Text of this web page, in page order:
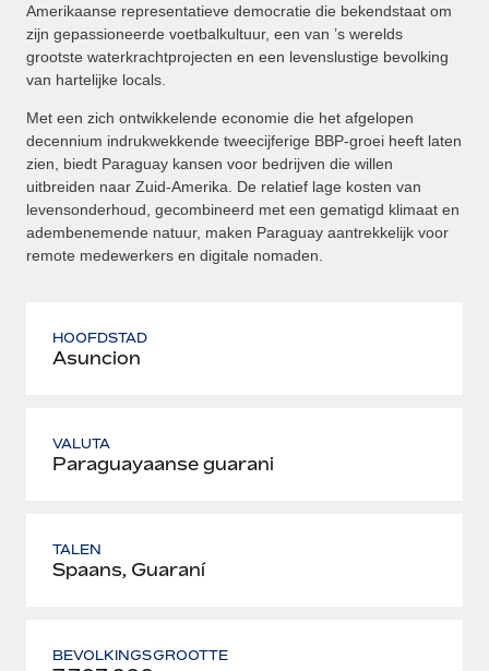
Amerikaanse representatieve democratie die bekendstaat om
zijn gepassioneerde voetbalkultuur, een van ’s werelds
grootste waterkrachtprojecten en een levenslustige bevolking
van hartelijke locals.
Met een zich ontwikkelende economie die het afgelopen
decennium indrukwekkende tweecijferige BBP-groei heeft laten
zien, biedt Paraguay kansen voor bedrijven die willen
uitbreiden naar Zuid-Amerika. De relatief lage kosten van
levensonderhoud, gecombineerd met een gematigd klimaat en
adembenemende natuur, maken Paraguay aantrekkelijk voor
remote medewerkers en digitale nomaden.
HOOFDSTAD
Asuncion
VALUTA
Paraguayaanse guarani
TALEN
Spaans, Guaraní
BEVOLKINGSGROOTTE